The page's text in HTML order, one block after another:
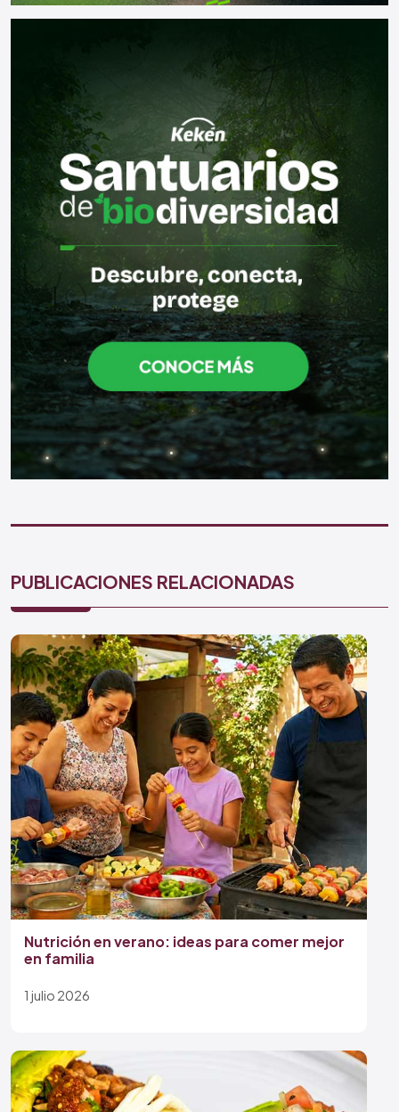
PUBLICACIONES RELACIONADAS
Nutrición en verano: ideas para comer mejor
en familia
1 julio 2026